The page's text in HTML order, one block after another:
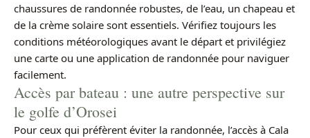
chaussures de randonnée robustes, de l’eau, un chapeau et
de la crème solaire sont essentiels. Vérifiez toujours les
conditions météorologiques avant le départ et privilégiez
une carte ou une application de randonnée pour naviguer
facilement.
Accès par bateau : une autre perspective sur
le golfe d’Orosei
Pour ceux qui préfèrent éviter la randonnée, l’accès à Cala